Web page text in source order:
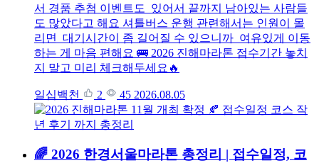
서 경품 추첨 이벤트도 있어서 끝까지 남아있는 사람들
도 많았다고 해요 셔틀버스 운행 관련해서는 인원이 몰
리면 대기시간이 좀 길어질 수 있으니까 여유있게 이동
하는 게 마음 편해요 🚌 2026 진해마라톤 접수기간 놓치
지 말고 미리 체크해두세요🔥
일십백천 2 45 2026.08.05
🌈 2026 한경서울마라톤 총정리 | 접수일정, 코